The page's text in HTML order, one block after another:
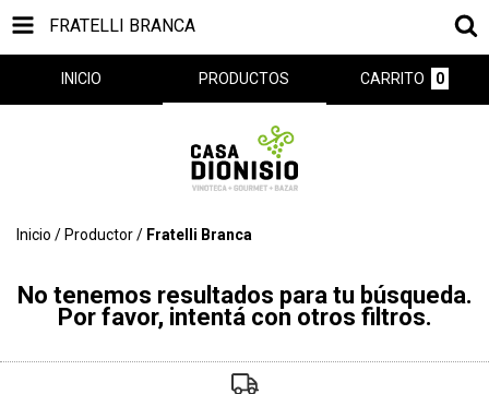
FRATELLI BRANCA
INICIO PRODUCTOS CARRITO 0
Inicio / Productor/ Fratelli Branca
No tenemos resultados para tu búsqueda.
Por favor, intentá con otros filtros.